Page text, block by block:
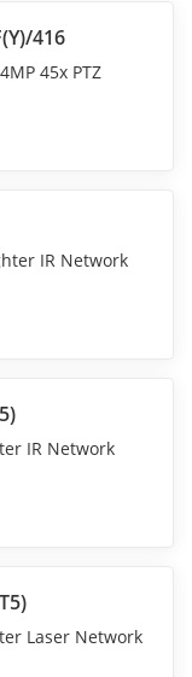
416
45x PTZ
IR Network
IR Network
Laser Network